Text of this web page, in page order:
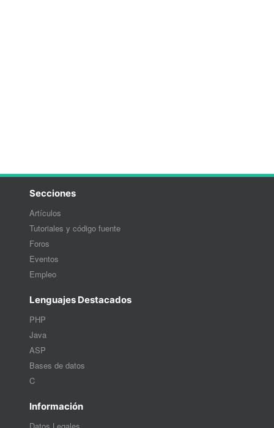
Secciones
Artículos
Tutoriales y código fuente
Foros
Eventos
Empleo
Lenguajes Destacados
PHP
Java
ASP
Bases de datos
C
Información